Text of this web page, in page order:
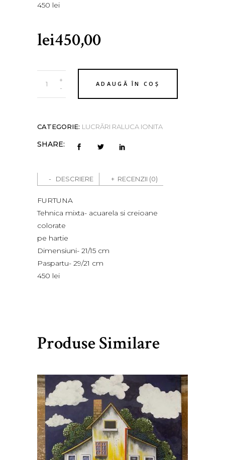
450 lei
lei450,00
21x15
cm
-
+ ADAUGĂ ÎN COȘ
CATEGORIE: LUCRĂRI RALUCA IONITA
SHARE:
DESCRIERE RECENZII (0)
FURTUNA
Tehnica mixta- acuarela si creioane
colorate
pe hartie
Dimensiuni- 21/15 cm
Paspartu- 29/21 cm
450 lei
Produse Similare
lei550,00